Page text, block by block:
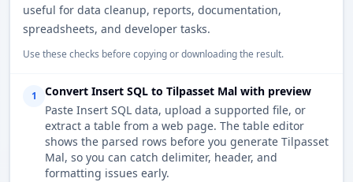
useful for data cleanup, reports, documentation,
spreadsheets, and developer tasks.
Use these checks before copying or downloading the result.
1
Convert Insert SQL to Tilpasset Mal with preview
Paste Insert SQL data, upload a supported file, or
extract a table from a web page. The table editor
shows the parsed rows before you generate Tilpasset
Mal, so you can catch delimiter, header, and
formatting issues early.